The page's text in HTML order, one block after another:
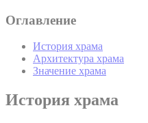
Оглавление
История храма
Архитектура храма
Значение храма
История храма